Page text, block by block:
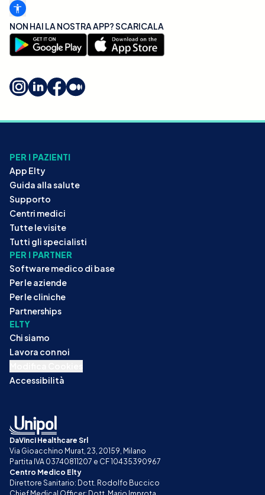
NON HAI LA NOSTRA APP? SCARICALA
PER I PAZIENTI
App Elty
Guida alla salute
Supporto
Centri medici
Tutte le visite
Tutti gli specialisti
PER I PARTNER
Software medico di base
Per le aziende
Per le cliniche
Partnerships
ELTY
Chi siamo
Lavora con noi
Accessibilità
DaVinci Healthcare Srl
Via Gioacchino Murat, 23, 20159, Milano
Partita IVA 03740811207 e CF 10435390967
Centro Medico Elty
Direttore Sanitario: Dott. Rodolfo Buccico